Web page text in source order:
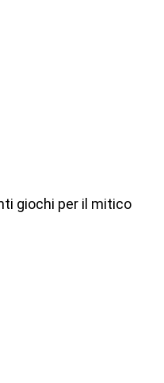
giochi per il mitico